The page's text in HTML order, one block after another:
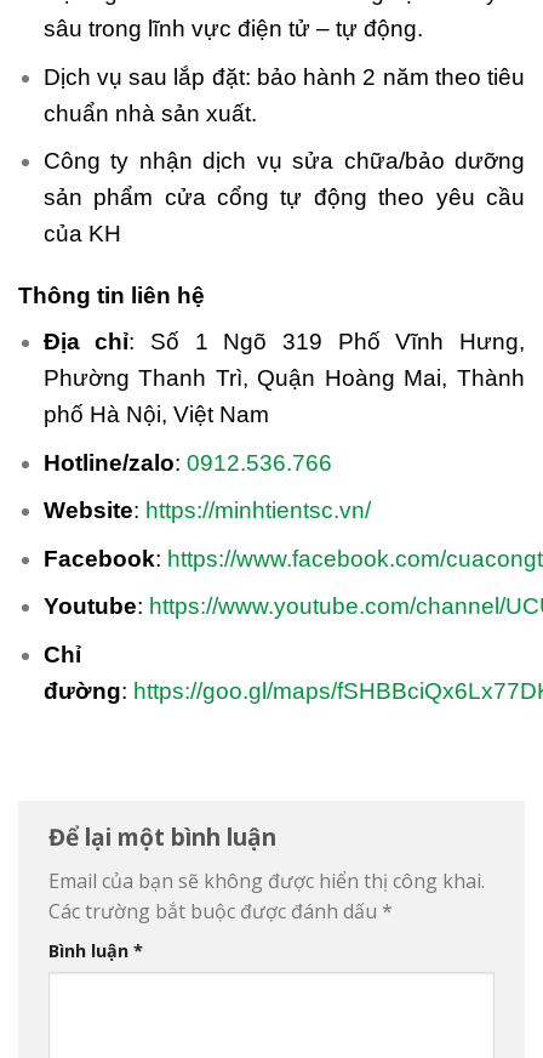
sâu trong lĩnh vực điện tử – tự động.
Dịch vụ sau lắp đặt: bảo hành 2 năm theo tiêu
chuẩn nhà sản xuất.
Công ty nhận dịch vụ sửa chữa/bảo dưỡng
sản phẩm cửa cổng tự động theo yêu cầu
của KH
Thông tin liên hệ
Địa chỉ: Số 1 Ngõ 319 Phố Vĩnh Hưng,
Phường Thanh Trì, Quận Hoàng Mai, Thành
phố Hà Nội, Việt Nam
Hotline/zalo: 0912.536.766
Website: https://minhtientsc.vn/
Facebook: https://www.facebook.com/
Youtube: https://www.youtube.com/channel/
Chỉ
đường: https://goo.gl/maps/
Để lại một bình luận
Email của bạn sẽ không được hiển thị công khai.
Các trường bắt buộc được đánh dấu *
Bình luận *